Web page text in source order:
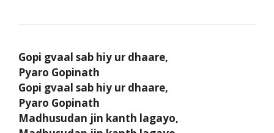
Gopi gvaal sab hiy ur dhaare,
Pyaro Gopinath
Gopi gvaal sab hiy ur dhaare,
Pyaro Gopinath
Madhusudan jin kanth lagayo,